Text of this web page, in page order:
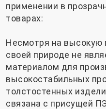
применении в
товарах:
Несмотря на высокую
своей природе не
материалом для
высокостабильных
толстостенных
связана с присущей